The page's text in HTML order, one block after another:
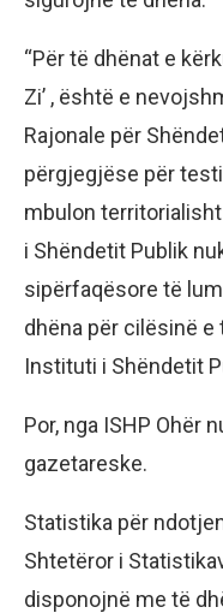
“Për të dhënat e
Zi’ , është e
Rajonale për
përgjegjëse për
mbulon
i Shëndetit Publik
sipërfaqësore të
dhëna për cilësinë e
Instituti i Shëndetit
Por, nga ISHP Ohër
gazetareske.
Statistika për
Shtetëror i
disponojnë me të